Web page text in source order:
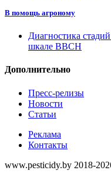
В помощь агроному
Диагностика
шкале ВВСН
Дополнительно
Пресс-релизы
Новости
Статьи
Реклама
Контакты
www.pesticidy.by 2018-